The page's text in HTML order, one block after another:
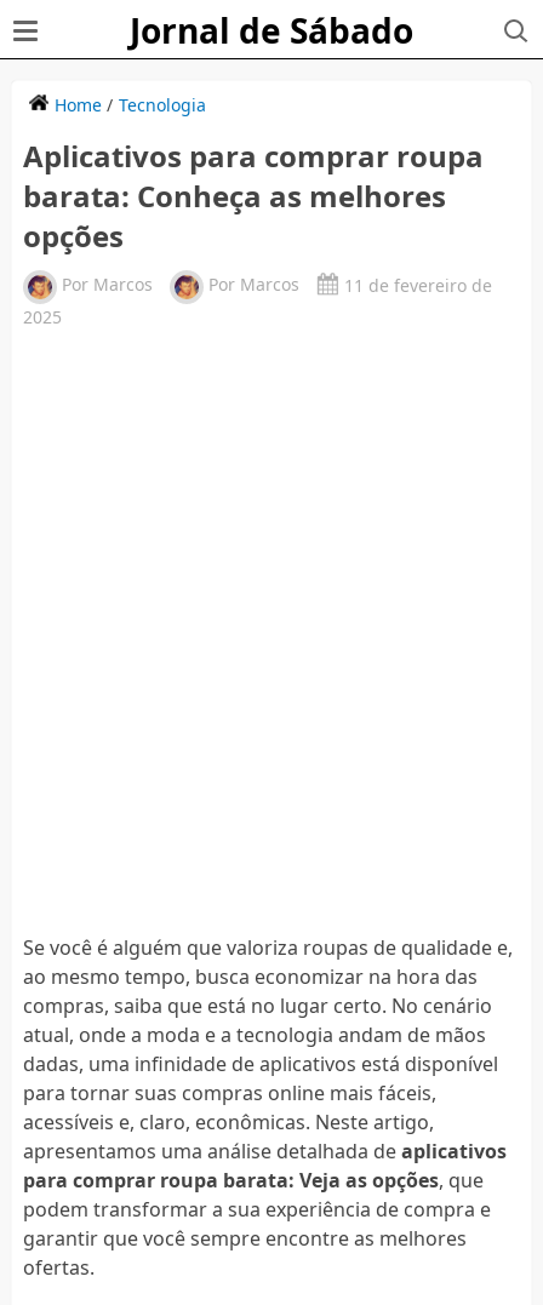
Jornal de Sábado
Home/ Tecnologia
Aplicativos para comprar roupa
barata: Conheça as melhores
opções
Por Marcos Por Marcos
11 de fevereiro de
2025
Se você é alguém que valoriza roupas de qualidade e,
ao mesmo tempo, busca economizar na hora das
compras, saiba que está no lugar certo. No cenário
atual, onde a moda e a tecnologia andam de mãos
dadas, uma infinidade de aplicativos está disponível
para tornar suas compras online mais fáceis,
acessíveis e, claro, econômicas. Neste artigo,
apresentamos uma análise detalhada deaplicativos
para comprar roupa barata: Veja as opções, que
podem transformar a sua experiência de compra e
garantir que você sempre encontre as melhores
ofertas.